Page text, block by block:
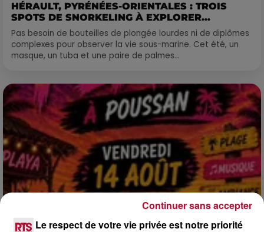
HÉRAULT, PYRÉNÉES-ORIENTALES : TROIS
SPOTS DE SNORKELING À EXPLORER...
Pas besoin de bouteilles de plongée lourdes ni de diplômes
complexes pour observer la vie sous-marine. Cet été, un
masque, un tuba et une paire de palmes...
Le respect de votre vie privée est notre priorité
Continuer sans accepter